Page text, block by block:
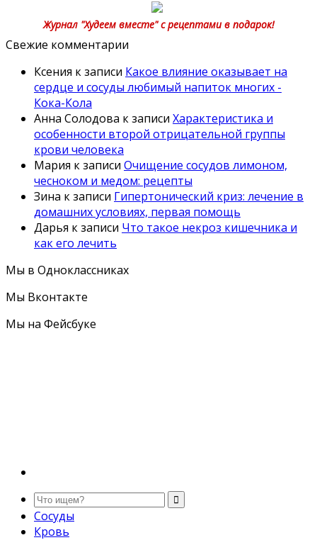
Журнал "Худеем вместе" с рецептами в подарок!
Свежие комментарии
Ксения к записи Какое влияние оказывает на
сердце и сосуды любимый напиток многих -
Кока-Кола
Анна Солодова к записи Характеристика и
особенности второй отрицательной группы
крови человека
Мария к записи Очищение сосудов лимоном,
чесноком и медом: рецепты
Зина к записи Гипертонический криз: лечение в
домашних условиях, первая помощь
Дарья к записи Что такое некроз кишечника и
как его лечить
Мы в Одноклассниках
Мы Вконтакте
Мы на Фейсбуке
Сосуды
Кровь